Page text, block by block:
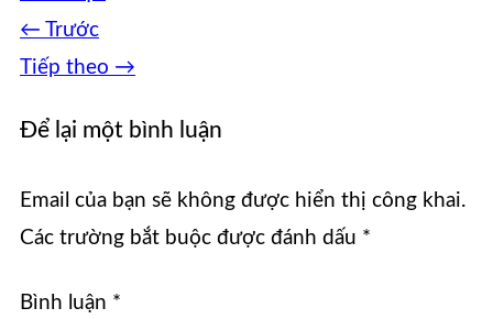
← Trước
Tiếp theo →
Để lại một bình luận
Email của bạn sẽ không được hiển thị công khai.
Các trường bắt buộc được đánh dấu *
Bình luận *